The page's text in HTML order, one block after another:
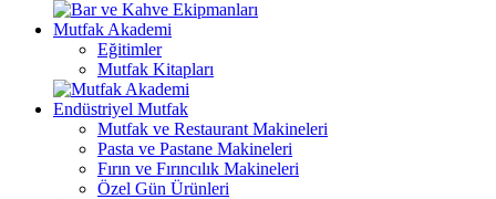
Mutfak Akademi
Eğitimler
Mutfak Kitapları
Endüstriyel Mutfak
Mutfak ve Restaurant Makineleri
Pasta ve Pastane Makineleri
Fırın ve Fırıncılık Makineleri
Özel Gün Ürünleri